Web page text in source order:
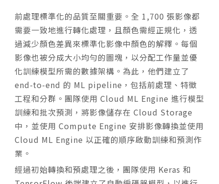
前處理標準化的品質至關重要。全 1,700 張影像都
需要一致地進行轉化處理，且顏色需經正規化，透
過減少顏色差異來標準化影像中顏色的解釋。每個
影像也被分成大小均勻的圖塊，以分配工作量並優
化訓練模型所需的數據架構。為此，他們建立了
end-to-end 的 ML pipeline，包括前處理、特徵
工程和分群。團隊使用 Cloud ML Engine 進行模型
訓練和批次預測，將影像儲存在 Cloud Storage
中，並使用 Compute Engine 安排影像轉換並使用
Cloud ML Engine 以正確的順序啟動訓練和預測作
業。
經過初始轉換和預處理之後，團隊使用 Keras 和